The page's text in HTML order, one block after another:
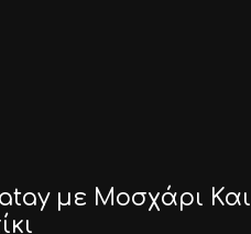
με Μοσχάρι Και